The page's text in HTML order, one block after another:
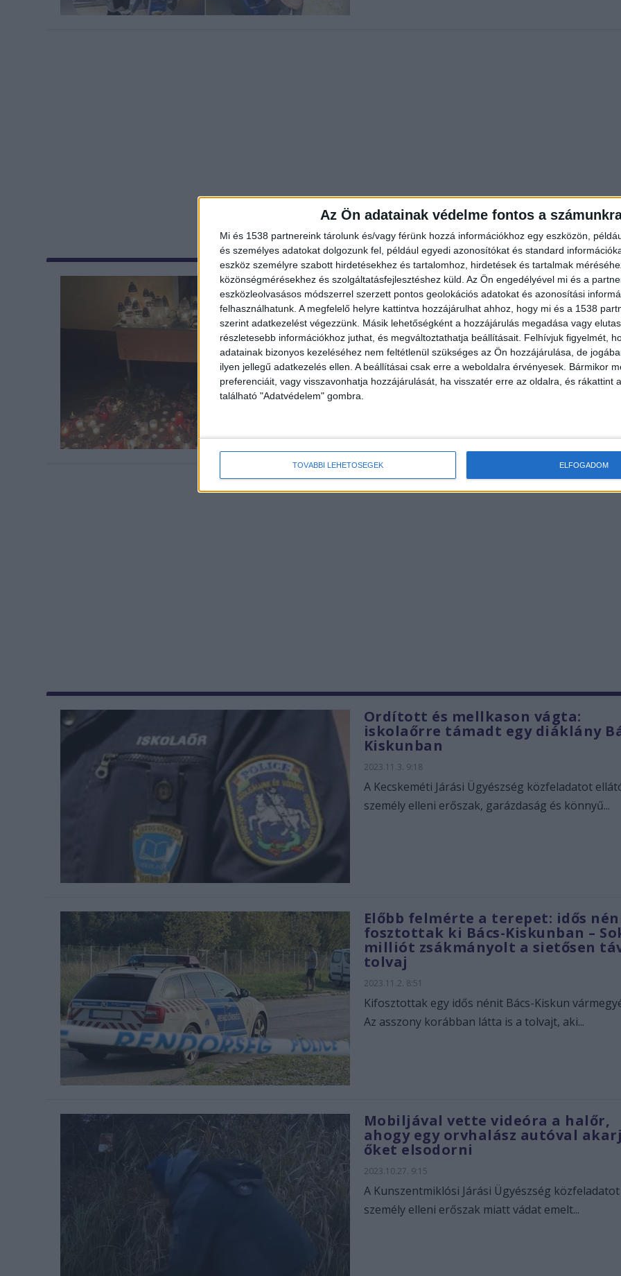
Az Ön adatainak védelme fontos a
Mi és 1538 partnereink tárolunk és/vagy férünk hozzá információkhoz egy eszközön,
és személyes adatokat dolgozunk fel, például egyedi azonosítókat és standard
eszköz személyre szabott hirdetésekhez és tartalomhoz, hirdetések és tartalmak
közönségmérésekhez és szolgáltatásfejlesztéshez küld. Az Ön engedélyével mi és a
eszközleolvasásos módszerrel szerzett pontos geolokációs adatokat és azonosítási
felhasználhatunk. A megfelelő helyre kattintva hozzájárulhat ahhoz, hogy mi és a 1538
szerint adatkezelést végezzünk. Másik lehetőségként a hozzájárulás megadása vagy
részletesebb információkhoz juthat, és megváltoztathatja beállításait. Felhívjuk figyelmét,
adatainak bizonyos kezeléséhez nem feltétlenül szükséges az Ön hozzájárulása, de
ilyen jellegű adatkezelés ellen. A beállításai csak erre a weboldalra érvényesek. Bármikor
preferenciáit, vagy visszavonhatja hozzájárulását, ha visszatér erre az oldalra, és rákattint
található "Adatvédelem" gombra.
TOVÁBBI LEHETŐSÉGEK ELFOGADOM
A halálba menekült Eszter
magukat vádolják az
szülők aggódnak, már
segítségét is kérték
2023.11.17. 14:18
Amint arról a Kékvillogó is beszámolt szörnyű
történt a hétvégén Bács-Kiskun vármegyei...
Ordított és mellkason vágta:
iskolaőrre támadt egy diáklány
Kiskunban
2023.11.3. 9:18
A Kecskeméti Járási Ügyészség közfeladatot
személy elleni erőszak, garázdaság és könnyű...
Előbb felmérte a terepet: idős
fosztottak ki Bács-Kiskunban –
milliót zsákmányolt a sietősen
tolvaj
2023.11.2. 8:51
Kifosztottak egy idős nénit Bács-Kiskun
Az asszony korábban látta is a tolvajt, aki...
Mobiljával vette videóra a halőr,
ahogy egy orvhalász autóval
őket elsodorni
2023.10.27. 9:15
A Kunszentmiklósi Járási Ügyészség
személy elleni erőszak miatt vádat emelt...